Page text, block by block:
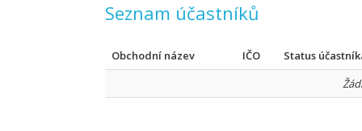
Seznam účastníků
Obchodní název IČO
Status